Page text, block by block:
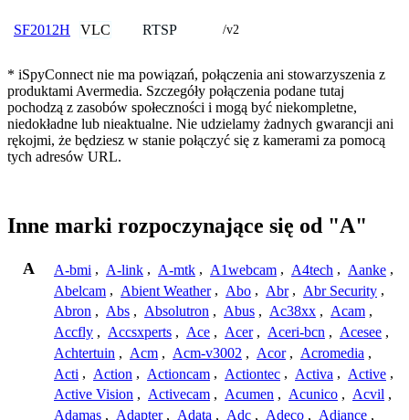
SF2012H VLC RTSP /v2
* iSpyConnect nie ma powiązań, połączenia ani stowarzyszenia z
produktami Avermedia. Szczegóły połączenia podane tutaj
pochodzą z zasobów społeczności i mogą być niekompletne,
niedokładne lub nieaktualne. Nie udzielamy żadnych gwarancji ani
rękojmi, że będziesz w stanie połączyć się z kamerami za pomocą
tych adresów URL.
Inne marki rozpoczynające się od "A"
A A-bmi , A-link , A-mtk , A1webcam , A4tech , Aanke ,
Abelcam , Abient Weather , Abo , Abr , Abr Security ,
Abron , Abs , Absolutron , Abus , Ac38xx , Acam ,
Accfly , Accsxperts , Ace , Acer , Aceri-bcn , Acesee ,
Achtertuin , Acm , Acm-v3002 , Acor , Acromedia ,
Acti , Action , Actioncam , Actiontec , Activa , Active ,
Active Vision , Activecam , Acumen , Acunico , Acvil ,
Adamas , Adapter , Adata , Adc , Adeco , Adiance ,